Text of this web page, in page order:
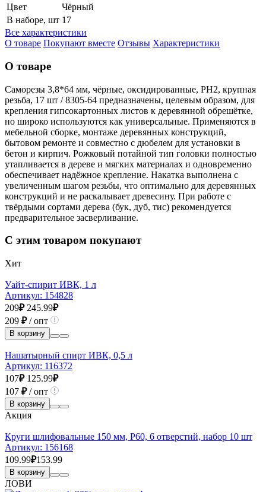
Цвет
Чёрный
В наборе, шт 17
Все характеристики
О товаре Покупают вместе Отзывы Характеристики
О товаре
Саморезы 3,8*64 мм, чёрные, оксидированные, РН2, крупная
резьба, 17 шт / 8305-64 предназначены, целевым образом, для
крепления гипсокартонных листов к деревянной обрешётке,
но широко используются как универсальные. Применяются в
мебельной сборке, монтаже деревянных конструкций,
бытовом ремонте и совместно с дюбелем для установки в
бетон и кирпич. Рожковый потайной тип головки полностью
утапливается в дереве и мягких материалах и одновременно
обеспечивает надёжное крепление. Накатка выполнена с
увеличенным шагом резьбы, что оптимально для деревянных
конструкций и не раскалывает древесину. При работе с
твёрдыми сортами дерева (бук, дуб, тис) рекомендуется
предварительное засверливание.
С этим товаром покупают
Хит
Уайт-спирит ИВК, 1 л
Артикул: 154828
209₽ 245.99₽
209 ₽/ опт
В корзину
Нашатырный спирт ИВК, 0,5 л
Артикул: 116372
107₽ 125.99₽
107 ₽/ опт
В корзину
Акция
Круги шлифовальные 150 мм, Р60, 6 отверстий, набор 10 шт
Артикул: 156168
109.99₽153.99
В корзину
ЛОВИ